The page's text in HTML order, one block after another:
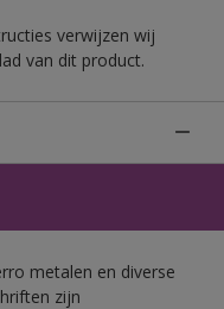
verwijzen wij
van dit product.
metalen en diverse
zijn